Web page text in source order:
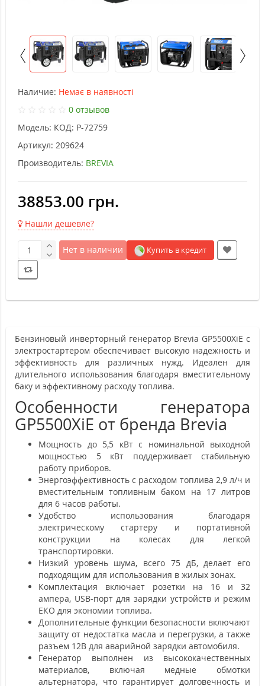
Наличие: Немає в наявності
0 отзывов
Модель: КОД: P-72759
Артикул: 209624
Производитель: BREVIA
38853.00 грн.
Нашли дешевле?
Нет в наличии Купить в кредит
Бензиновый инверторный генератор Brevia GP5500XiE с
электростартером обеспечивает высокую надежность и
эффективность для различных нужд. Идеален для
длительного использования благодаря вместительному
баку и эффективному расходу топлива.
Особенности генератора
GP5500XiE от бренда Brevia
Мощность до 5,5 кВт с номинальной выходной
мощностью 5 кВт поддерживает стабильную
работу приборов.
Энергоэффективность с расходом топлива 2,9 л/ч и
вместительным топливным баком на 17 литров
для 6 часов работы.
Удобство использования благодаря
электрическому стартеру и портативной
конструкции на колесах для легкой
транспортировки.
Низкий уровень шума, всего 75 дБ, делает его
подходящим для использования в жилых зонах.
Комплектация включает розетки на 16 и 32
ампера, USB-порт для зарядки устройств и режим
ЕКО для экономии топлива.
Дополнительные функции безопасности включают
защиту от недостатка масла и перегрузки, а также
разъем 12В для аварийной зарядки автомобиля.
Генератор выполнен из высококачественных
материалов, включая медные обмотки
альтернатора, что гарантирует долговечность и